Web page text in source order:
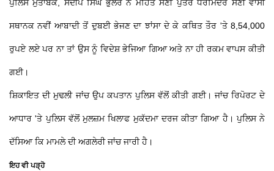
ਪੁਲਿਸ ਮੁਤਾਬਕ, ਸੰਦੀਪ ਸਿੰਘ ਭੁੱਲਰ ਨੇ ਮੋਹਿਤ ਸੈਣੀ ਪੁੱਤਰ ਧਰਮਿੰਦਰ ਸੈਣੀ ਵਾਸੀ
ਸਥਾਨਕ ਨਵੀਂ ਆਬਾਦੀ ਤੋਂ ਦੁਬਈ ਭੇਜਣ ਦਾ ਝਾਂਸਾ ਦੇ ਕੇ ਕਥਿਤ ਤੌਰ 'ਤੇ 8,54,000
ਰੁਪਏ ਲਏ ਪਰ ਨਾ ਤਾਂ ਉਸ ਨੂੰ ਵਿਦੇਸ਼ ਭੇਜਿਆ ਗਿਆ ਅਤੇ ਨਾ ਹੀ ਰਕਮ ਵਾਪਸ ਕੀਤੀ
ਗਈ।
ਸ਼ਿਕਾਇਤ ਦੀ ਮੁਢਲੀ ਜਾਂਚ ਉਪ ਕਪਤਾਨ ਪੁਲਿਸ ਵੱਲੋਂ ਕੀਤੀ ਗਈ। ਜਾਂਚ ਰਿਪੋਰਟ ਦੇ
ਆਧਾਰ 'ਤੇ ਪੁਲਿਸ ਵੱਲੋਂ ਮੁਲਜ਼ਮ ਖਿਲਾਫ ਮੁਕੱਦਮਾ ਦਰਜ ਕੀਤਾ ਗਿਆ ਹੈ। ਪੁਲਿਸ ਨੇ
ਦੱਸਿਆ ਕਿ ਮਾਮਲੇ ਦੀ ਅਗਲੇਰੀ ਜਾਂਚ ਜਾਰੀ ਹੈ।
ਇਹ ਵੀ ਪੜ੍ਹੋ